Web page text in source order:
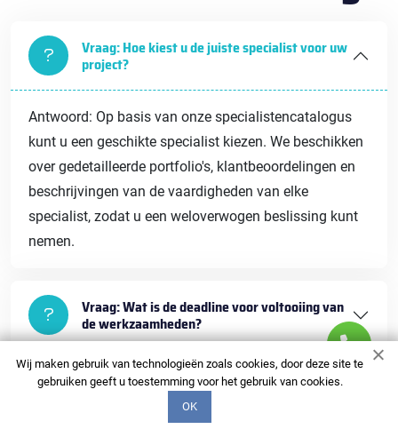
Vraag: Hoe kiest u de juiste specialist voor uw
project?
Antwoord: Op basis van onze specialistencatalogus
kunt u een geschikte specialist kiezen. We beschikken
over gedetailleerde portfolio's, klantbeoordelingen en
beschrijvingen van de vaardigheden van elke
specialist, zodat u een weloverwogen beslissing kunt
nemen.
Vraag: Wat is de deadline voor voltooiing van
de werkzaamheden?
Vraag: Welke garanties worden er gegeven
voor uw diensten?
Wij maken gebruik van technologieën zoals cookies, door deze site te
gebruiken geeft u toestemming voor het gebruik van cookies.
OK